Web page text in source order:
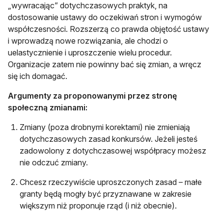
„wywracając” dotychczasowych praktyk, na
dostosowanie ustawy do oczekiwań stron i wymogów
współczesności. Rozszerzą co prawda objętość ustawy
i wprowadzą nowe rozwiązania, ale chodzi o
uelastycznienie i uproszczenie wielu procedur.
Organizacje zatem nie powinny bać się zmian, a wręcz
się ich domagać.
Argumenty za proponowanymi przez stronę
społeczną zmianami:
Zmiany (poza drobnymi korektami) nie zmieniają
dotychczasowych zasad konkursów. Jeżeli jesteś
zadowolony z dotychczasowej współpracy możesz
nie odczuć zmiany.
Chcesz rzeczywiście uproszczonych zasad – małe
granty będą mogły być przyznawane w zakresie
większym niż proponuje rząd (i niż obecnie).